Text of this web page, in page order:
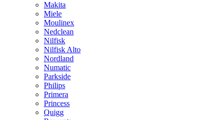
Makita
Miele
Moulinex
Nedclean
Nilfisk
Nilfisk Alto
Nordland
Numatic
Parkside
Philips
Primera
Princess
Quigg